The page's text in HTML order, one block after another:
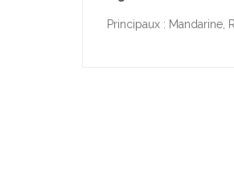
Principaux : Mandarine,